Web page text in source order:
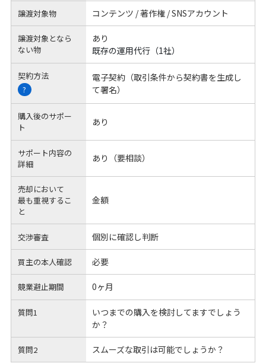
譲渡対象物 コンテンツ / 著作権 / SNSアカウント
譲渡対象となら
ない物
あり
既存の運用代行（1社）
契約方法
?
電子契約（取引条件から契約書を生成し
て署名）
購入後のサポー
ト
あり
サポート内容の
詳細
あり（要相談）
売却において
最も重視するこ
と
金額
交渉審査 個別に確認し判断
買主の本人確認 必要
競業避止期間 0ヶ月
質問1
いつまでの購入を検討してますでしょう
か？
質問2 スムーズな取引は可能でしょうか？